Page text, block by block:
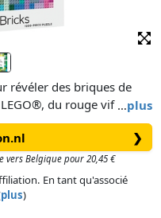
…plus
révéler des briques de
du rouge vif au
et toutes les autres
ou en famille, ce défi
et les enfants de
les jours de pluie.
❯
vers Belgique pour 20,45 €
En tant qu'associé
plus)